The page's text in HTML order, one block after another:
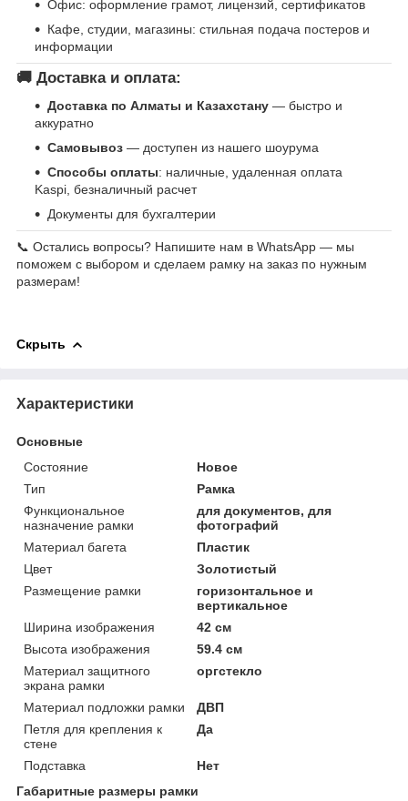
Офис: оформление грамот, лицензий, сертификатов
Кафе, студии, магазины: стильная подача постеров и
информации
🚚 Доставка и оплата:
Доставка по Алматы и Казахстану — быстро и
аккуратно
Самовывоз — доступен из нашего шоурума
Способы оплаты: наличные, удаленная оплата
Kaspi, безналичный расчет
Документы для бухгалтерии
📞 Остались вопросы? Напишите нам в WhatsApp — мы
поможем с выбором и сделаем рамку на заказ по нужным
размерам!
Скрыть
Характеристики
Основные
Состояние
Новое
Тип
Рамка
Функциональное
назначение рамки
для документов, для
фотографий
Материал багета
Пластик
Цвет
Золотистый
Размещение рамки
горизонтальное и
вертикальное
Ширина изображения
42 см
Высота изображения
59.4 см
Материал защитного
экрана рамки
оргстекло
Материал подложки рамки
ДВП
Петля для крепления к
стене
Да
Подставка
Нет
Габаритные размеры рамки